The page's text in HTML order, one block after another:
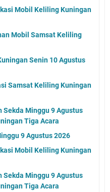
Mobil Keliling Kuningan
Mobil Samsat Keliling
Senin 10 Agustus
Samsat Keliling Kuningan
Sekda Minggu 9 Agustus
Tiga Acara
9 Agustus 2026
Mobil Keliling Kuningan
Sekda Minggu 9 Agustus
Tiga Acara